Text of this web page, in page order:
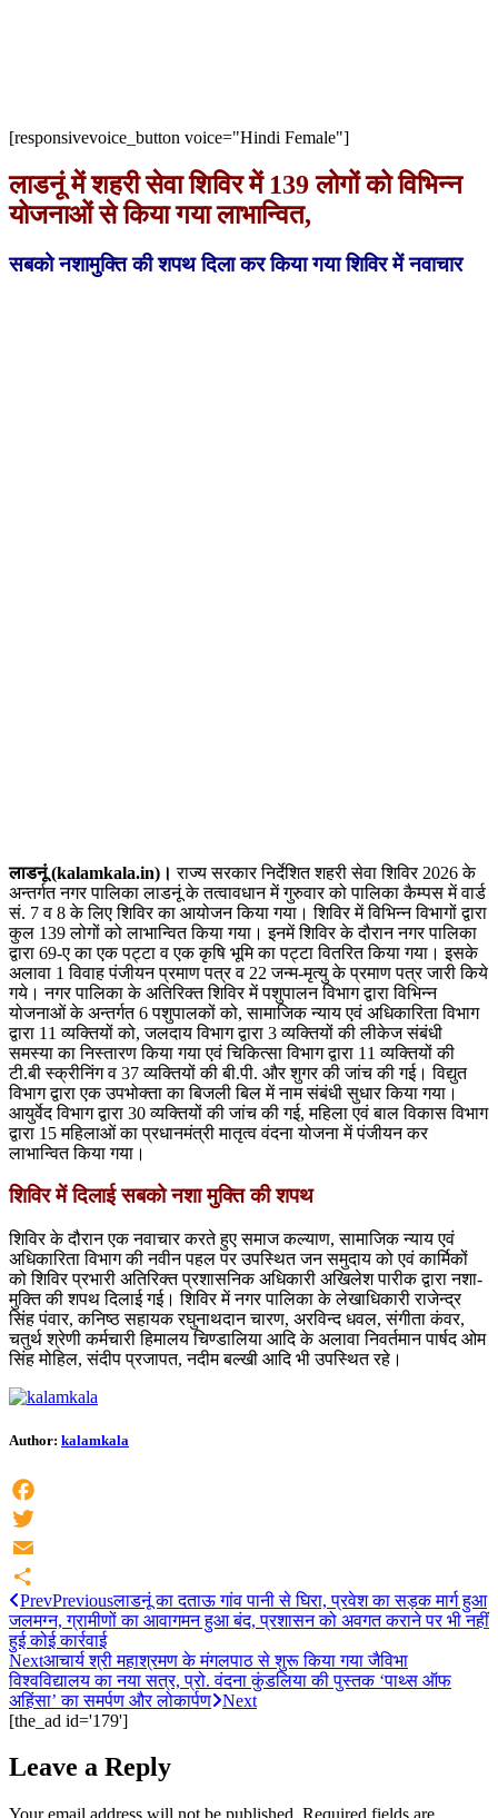
[responsivevoice_button voice="Hindi Female"]
लाडनूं में शहरी सेवा शिविर में 139 लोगों को विभिन्न
योजनाओं से किया गया लाभान्वित,
सबको नशामुक्ति की शपथ दिला कर किया गया शिविर में नवाचार
लाडनूं (kalamkala.in)। राज्य सरकार निर्देशित शहरी सेवा शिविर 2026 के
अन्तर्गत नगर पालिका लाडनूं के तत्वावधान में गुरुवार को पालिका कैम्पस में वार्ड
सं. 7 व 8 के लिए शिविर का आयोजन किया गया। शिविर में विभिन्न विभागों द्वारा
कुल 139 लोगों को लाभान्वित किया गया। इनमें शिविर के दौरान नगर पालिका
द्वारा 69-ए का एक पट्टा व एक कृषि भूमि का पट्टा वितरित किया गया। इसके
अलावा 1 विवाह पंजीयन प्रमाण पत्र व 22 जन्म-मृत्यु के प्रमाण पत्र जारी किये
गये। नगर पालिका के अतिरिक्त शिविर में पशुपालन विभाग द्वारा विभिन्न
योजनाओं के अन्तर्गत 6 पशुपालकों को, सामाजिक न्याय एवं अधिकारिता विभाग
द्वारा 11 व्यक्तियों को, जलदाय विभाग द्वारा 3 व्यक्तियों की लीकेज संबंधी
समस्या का निस्तारण किया गया एवं चिकित्सा विभाग द्वारा 11 व्यक्तियों की
टी.बी स्क्रीनिंग व 37 व्यक्तियों की बी.पी. और शुगर की जांच की गई। विद्युत
विभाग द्वारा एक उपभोक्ता का बिजली बिल में नाम संबंधी सुधार किया गया।
आयुर्वेद विभाग द्वारा 30 व्यक्तियों की जांच की गई, महिला एवं बाल विकास विभाग
द्वारा 15 महिलाओं का प्रधानमंत्री मातृत्व वंदना योजना में पंजीयन कर
लाभान्वित किया गया।
शिविर में दिलाई सबको नशा मुक्ति की शपथ
शिविर के दौरान एक नवाचार करते हुए समाज कल्याण, सामाजिक न्याय एवं
अधिकारिता विभाग की नवीन पहल पर उपस्थित जन समुदाय को एवं कार्मिकों
को शिविर प्रभारी अतिरिक्त प्रशासनिक अधिकारी अखिलेश पारीक द्वारा नशा-
मुक्ति की शपथ दिलाई गई। शिविर में नगर पालिका के लेखाधिकारी राजेन्द्र
सिंह पंवार, कनिष्ठ सहायक रघुनाथदान चारण, अरविन्द धवल, संगीता कंवर,
चतुर्थ श्रेणी कर्मचारी हिमालय चिण्डालिया आदि के अलावा निवर्तमान पार्षद ओम
सिंह मोहिल, संदीप प्रजापत, नदीम बल्खी आदि भी उपस्थित रहे।
Author: kalamkala
Facebook
Twitter
Email
Share
PrevPreviousलाडनूं का दताऊ गांव पानी से घिरा, प्रवेश का सड़क मार्ग हुआ
जलमग्न, ग्रामीणों का आवागमन हुआ बंद, प्रशासन को अवगत कराने पर भी नहीं
हुई कोई कार्रवाई
Nextआचार्य श्री महाश्रमण के मंगलपाठ से शुरू किया गया जैविभा
विश्वविद्यालय का नया सत्र, प्रो. वंदना कुंडलिया की पुस्तक ‘पाथ्स ऑफ
अहिंसा’ का समर्पण और लोकार्पण Next
[the_ad id='179']
Leave a Reply